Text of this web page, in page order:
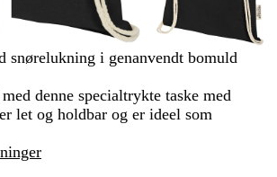
at
zoome
piletasterne
til
at
zoome
til
snørelukning i genanvendt bomuld
denne specialtrykte taske med
let og holdbar og er ideel som